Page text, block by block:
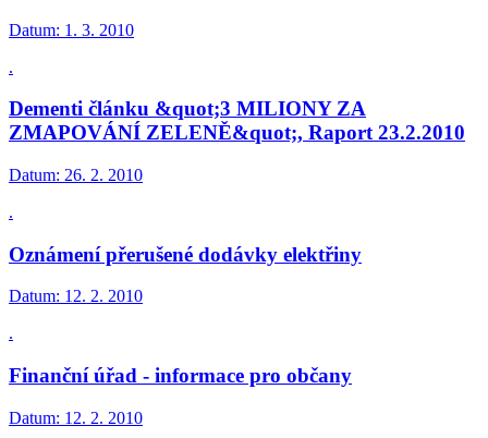
Datum: 1. 3. 2010
.
Dementi článku &quot;3 MILIONY ZA
ZMAPOVÁNÍ ZELENĚ&quot;, Raport 23.2.2010
Datum: 26. 2. 2010
.
Oznámení přerušené dodávky elektřiny
Datum: 12. 2. 2010
.
Finanční úřad - informace pro občany
Datum: 12. 2. 2010